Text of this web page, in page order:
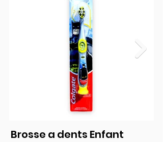
Brosse a dents Enfant